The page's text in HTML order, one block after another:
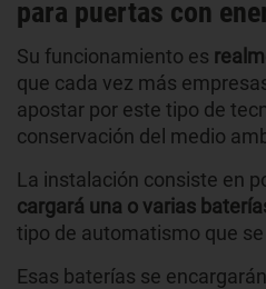
para puertas con
Su funcionamiento es
que cada vez más
apostar por este tipo de
conservación del medio
La instalación consiste en
cargará una o varias
tipo de automatismo que
Esas baterías se